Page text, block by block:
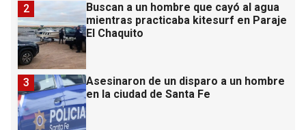
Buscan a un hombre que cayó al agua
mientras practicaba kitesurf en Paraje
El Chaquito
2
Asesinaron de un disparo a un hombre
en la ciudad de Santa Fe
3